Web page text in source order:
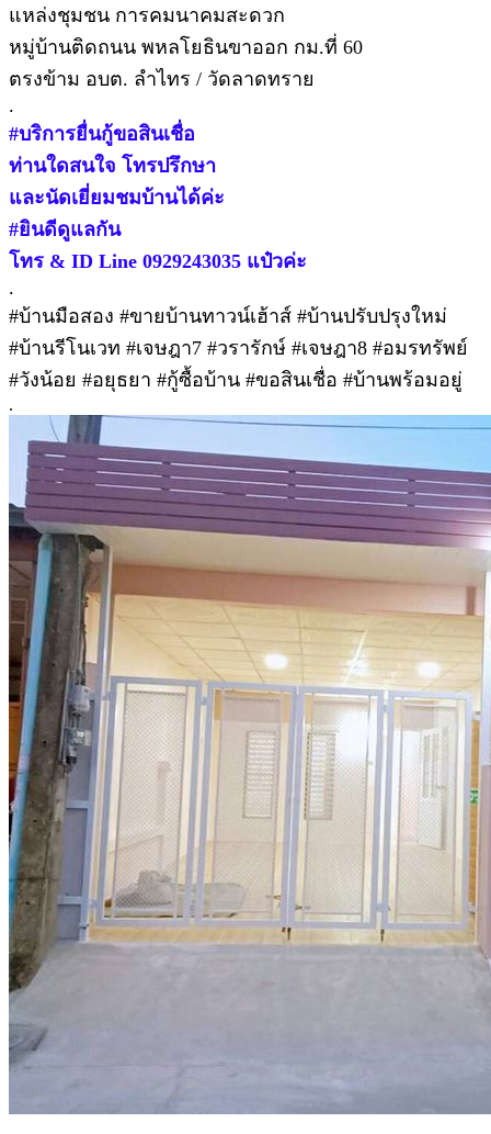
แหล่งชุมชน การคมนาคมสะดวก
หมู่บ้านติดถนน พหลโยธินขาออก กม.ที่ 60
ตรงข้าม อบต. ลำไทร / วัดลาดทราย
.
#บริการยื่นกู้ขอสินเชื่อ
ท่านใดสนใจ โทรปรึกษา
และนัดเยี่ยมชมบ้านได้ค่ะ
#ยินดีดูแลกัน
โทร & ID Line 0929243035 แป๋วค่ะ
.
#บ้านมือสอง #ขายบ้านทาวน์เฮ้าส์ #บ้านปรับปรุงใหม่
#บ้านรีโนเวท #เจษฎา7 #วรารักษ์ #เจษฎา8 #อมรทรัพย์
#วังน้อย #อยุธยา #กู้ซื้อบ้าน #ขอสินเชื่อ #บ้านพร้อมอยู่
.